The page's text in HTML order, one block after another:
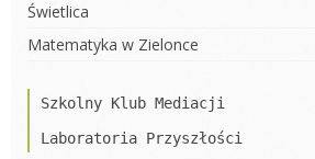
Świetlica
Matematyka w Zielonce
Szkolny Klub Mediacji
Laboratoria Przyszłości